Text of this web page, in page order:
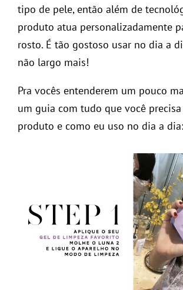
tipo de pele, então além de
produto atua personalizadamente
rosto. É tão gostoso usar no dia a
não largo mais!
Pra vocês entenderem um pouco
um guia com tudo que você
produto e como eu uso no dia a dia: